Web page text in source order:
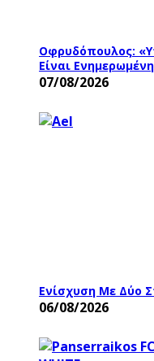
Οφρυδόπουλος:
Είναι
07/08/2026
Ενίσχυση Με Δύο
06/08/2026